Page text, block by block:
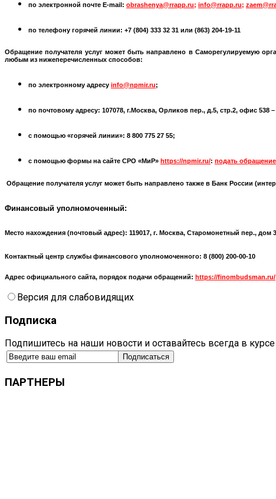
по электронной почте E-mail: obrashenya@rrapp.ru; info@rrapp.ru;
по телефону горячей линии: +7 (804) 333 32 31 или (863) 204-19-11
Обращение получателя услуг может быть направлено в Саморегулируемую
любым из нижеперечисленных способов:
по электронному адресу info@npmir.ru;
по почтовому адресу: 107078, г.Москва, Орликов пер., д.5, стр.2, офис 538
с помощью «горячей линии»: 8 800 775 27 55;
с помощью формы на сайте СРО «МиР» https://npmir.ru/: подать
Обращение получателя услуг может быть направлено также в Банк России (
Финансовый уполномоченный:
Место нахождения (почтовый адрес): 119017, г. Москва, Старомонетный пер., дом 3
Контактный центр службы финансового уполномоченного: 8 (800) 200-00-10
Адрес официального сайта, порядок подачи обращений: https://finombudsman.ru/
Версия для слабовидящих
Подписка
Подпишитесь на наши новости и оставайтесь всегда в
ПАРТНЕРЫ